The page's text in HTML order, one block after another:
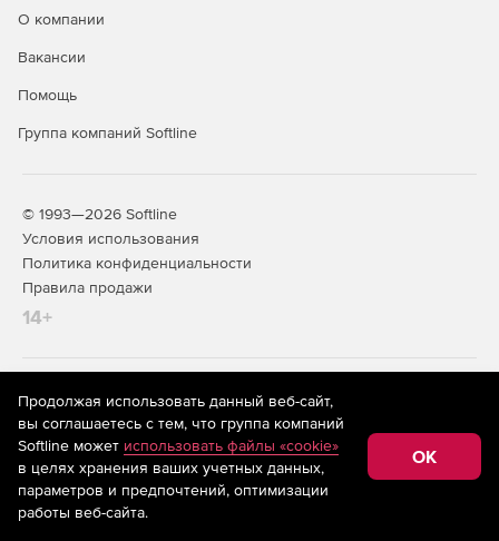
О компании
Вакансии
Помощь
Группа компаний Softline
© 1993—2026 Softline
Условия использования
Политика конфиденциальности
Правила продажи
14+
На информационном ресурсе store.softline.ru применяются
рекомендательные технологии
(информационные технологии
предоставления информации на основе сбора,
систематизации и анализа сведений, относящихся к
предпочтениям пользователей сети «Интернет»,
находящихся на территории Российской Федерации)
Продолжая использовать данный веб-сайт,
вы соглашаетесь с тем, что группа компаний
Softline может использовать файлы «cookie»
в целях хранения ваших учетных данных,
параметров и предпочтений, оптимизации
работы веб-сайта.
OK